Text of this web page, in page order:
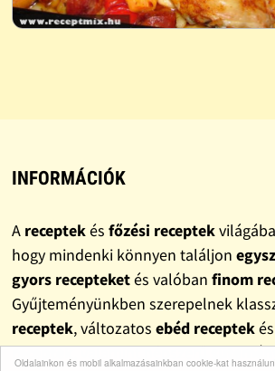
Oldalainkon és mobil alkalmazásainkban cookie-kat
INFORMÁCIÓK
A receptekés főzési receptek
hogy mindenki könnyen találjon
gyors recepteketés valóban finom
Gyűjteményünkben szerepelnek
receptek, változatos ebéd receptekés
receptek, valamint népszerű